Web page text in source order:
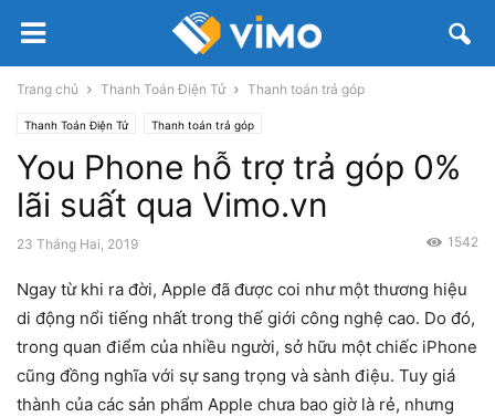
Trang chủ Thanh Toán Điện Tử Thanh toán trả góp
Thanh Toán Điện Tử Thanh toán trả góp
You Phone hỗ trợ trả góp 0%
lãi suất qua Vimo.vn
23 Tháng Hai, 2019 1542
Ngay từ khi ra đời, Apple đã được coi như một thương hiệu
di động nổi tiếng nhất trong thế giới công nghệ cao. Do đó,
trong quan điểm của nhiều người, sở hữu một chiếc iPhone
cũng đồng nghĩa với sự sang trọng và sành điệu. Tuy giá
thành của các sản phẩm Apple chưa bao giờ là rẻ, nhưng